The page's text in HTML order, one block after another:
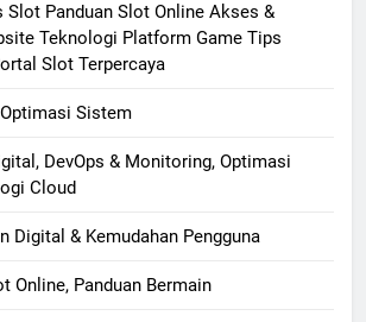
Panduan Slot Online Akses &
Teknologi Platform Game Tips
Slot Terpercaya
Sistem
DevOps & Monitoring, Optimasi
Cloud
Digital & Kemudahan Pengguna
Online, Panduan Bermain